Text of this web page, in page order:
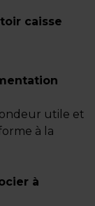
caisse
utile et
à la
à